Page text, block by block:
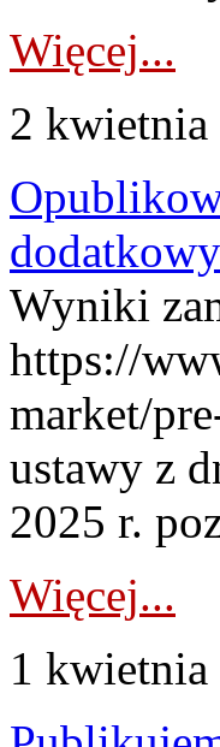
Więcej...
2 kwietnia
Wyniki
https://
market/
ustawy z
2025 r.
Więcej...
1